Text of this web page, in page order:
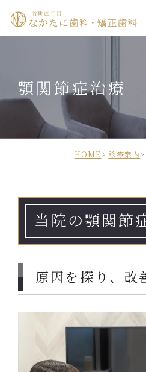
院長紹
医院紹
診療
診療の
料金
求人
顎関節症治療
HOME 診療案内
当院の顎関節
原因を探り、改